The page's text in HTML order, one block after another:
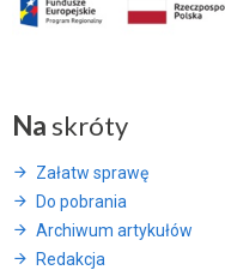
Na skróty
Załatw sprawę
Do pobrania
Archiwum artykułów
Redakcja